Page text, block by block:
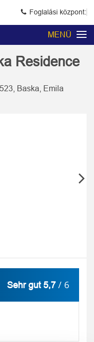
Foglalási központ:
MENÜ
Residence
Baska, Emila
Sehr gut 5,7 / 6